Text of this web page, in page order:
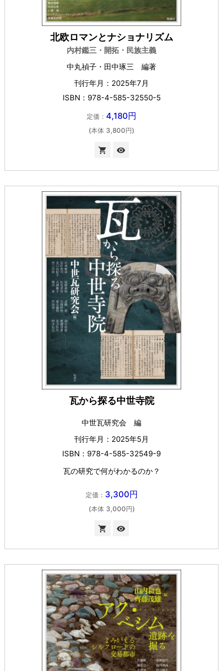
北欧ロマンとナショナリズム
内村鑑三・開拓・民族主義
中丸禎子・田中琢三 編著
刊行年月：2025年7月
ISBN：978-4-585-32550-5
定価： 4,180円
(本体 3,800円)
 visibility
瓦から探る中世寺院
中世瓦研究会 編
刊行年月：2025年5月
ISBN：978-4-585-32549-9
瓦の研究で何がわかるのか？
定価： 3,300円
(本体 3,000円)
 visibility